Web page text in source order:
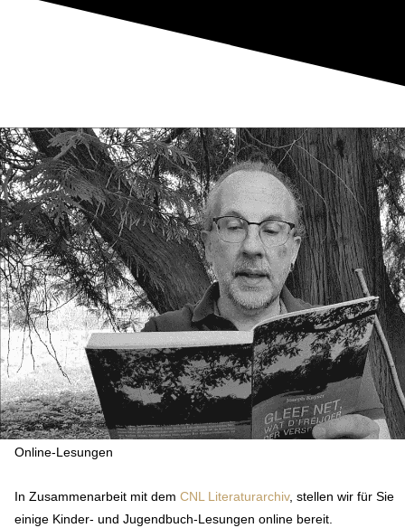
Online-Lesungen
In Zusammenarbeit mit dem CNL Literaturarchiv, stellen wir für Sie
einige Kinder- und Jugendbuch-Lesungen online bereit.